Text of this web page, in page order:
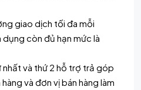
giao dịch tối đa mỗi
còn đủ hạn mức là
nhất và thứ 2 hỗ trợ trả góp
và đơn vị bán hàng làm